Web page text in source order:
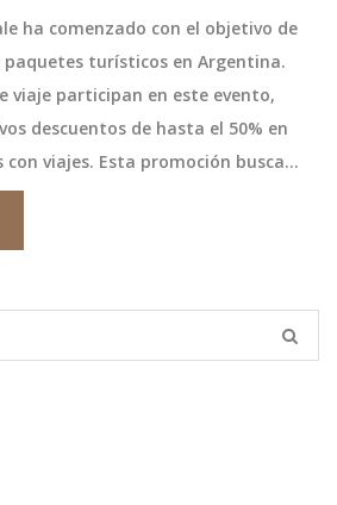
ha comenzado con el objetivo de
turísticos en Argentina.
viaje participan en este evento,
descuentos de hasta el 50% en
con viajes. Esta promoción busca
a los consumidores
planificar sus vacaciones.